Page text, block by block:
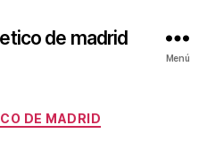
de madrid
Menú
Categorías
DE MADRID